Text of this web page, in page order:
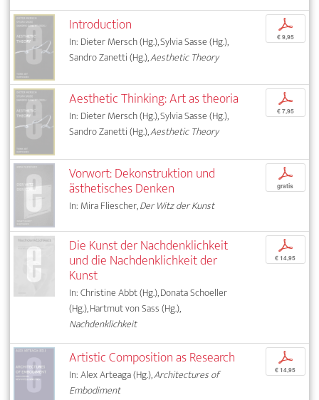
Introduction
In: Dieter Mersch (Hg.), Sylvia Sasse (Hg.),
Sandro Zanetti (Hg.),Aesthetic Theory
p
€ 9,95
Aesthetic Thinking: Art as theoria
In: Dieter Mersch (Hg.), Sylvia Sasse (Hg.),
Sandro Zanetti (Hg.),Aesthetic Theory
p
€ 7,95
Vorwort: Dekonstruktion und
ästhetisches Denken
In: Mira Fliescher,Der Witz der Kunst
p
gratis
Die Kunst der Nachdenklichkeit
und die Nachdenklichkeit der
Kunst
In: Christine Abbt (Hg.), Donata Schoeller
(Hg.), Hartmut von Sass (Hg.),
Nachdenklichkeit
p
€ 14,95
Artistic Composition as Research
In: Alex Arteaga (Hg.),Architectures of
Embodiment
p
€ 14,95